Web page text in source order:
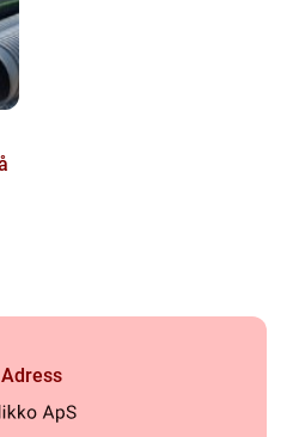
Adress